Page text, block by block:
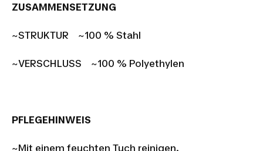
ZUSAMMENSETZUNG
~STRUKTUR ~100 % Stahl
~VERSCHLUSS ~100 % Polyethylen
PFLEGEHINWEIS
~Mit einem feuchten Tuch reinigen.